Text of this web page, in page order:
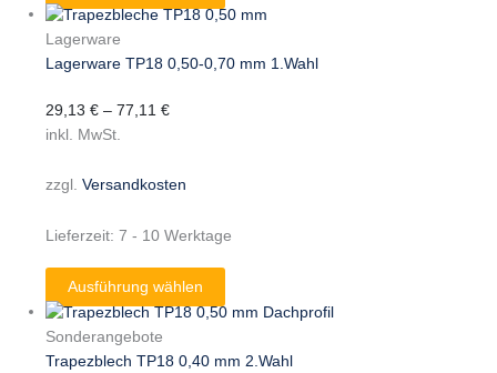
Lagerware
Lagerware TP18 0,50-0,70 mm 1.Wahl
29,13€ –77,11€
inkl. MwSt.
zzgl.Versandkosten
Lieferzeit:7 - 10 Werktage
Ausführung wählen
Sonderangebote
Trapezblech TP18 0,40 mm 2.Wahl